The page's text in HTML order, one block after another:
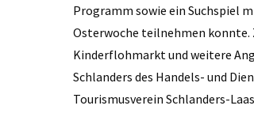
Programm sowie ein Suchspiel
Osterwoche teilnehmen konnte.
Kinderflohmarkt und weitere
Schlanders des Handels- und
Tourismusverein Schlanders-